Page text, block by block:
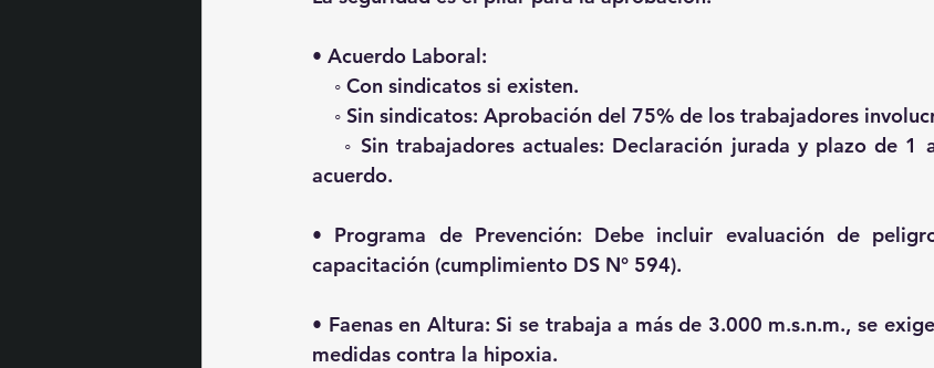
• Acuerdo Laboral:
◦ Con sindicatos si existen.
◦ Sin sindicatos: Aprobación del 75% de los trabajadores
◦ Sin trabajadores actuales: Declaración jurada y plazo de 1
acuerdo.
• Programa de Prevención: Debe incluir evaluación de
capacitación (cumplimiento DS N° 594).
• Faenas en Altura: Si se trabaja a más de 3.000 m.s.n.m., se
medidas contra la hipoxia.